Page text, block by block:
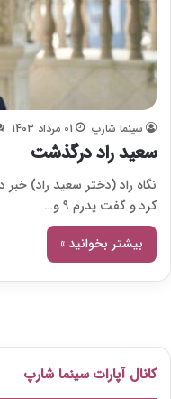
سینما شارپ 01 مرداد 1403
سعید راد درگذشت
نگاه راد (دختر سعید راد) خبر
کرد و گفت پدرم ۹ و…
بیشتر بخوانید »
کانال آپارات سینما شارپ